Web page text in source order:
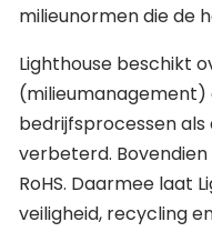
milieunormen die de
Lighthouse beschikt
(milieumanagement)
bedrijfsprocessen
verbeterd. Bovendien
RoHS. Daarmee laat
veiligheid, recycling